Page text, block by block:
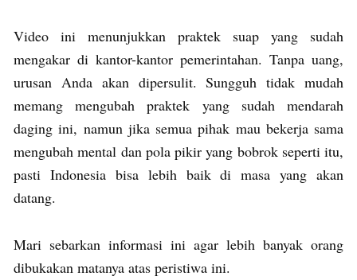
Video ini menunjukkan praktek suap yang sudah
mengakar di kantor-kantor pemerintahan. Tanpa uang,
urusan Anda akan dipersulit. Sungguh tidak mudah
memang mengubah praktek yang sudah mendarah
daging ini, namun jika semua pihak mau bekerja sama
mengubah mental dan pola pikir yang bobrok seperti itu,
pasti Indonesia bisa lebih baik di masa yang akan
datang.
Mari sebarkan informasi ini agar lebih banyak orang
dibukakan matanya atas peristiwa ini.